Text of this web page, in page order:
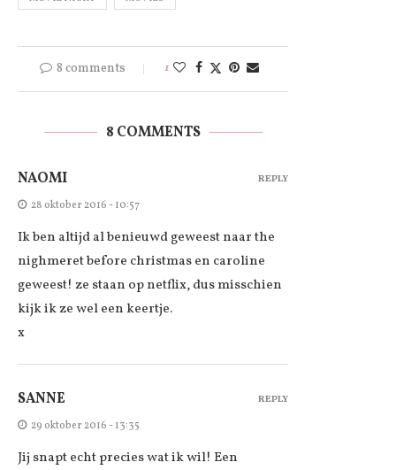
8 comments 1
8 COMMENTS
NAOMI
28 oktober 2016 - 10:57
Ik ben altijd al benieuwd geweest naar the
nighmeret before christmas en caroline
geweest! ze staan op netflix, dus misschien
kijk ik ze wel een keertje.
x
REPLY
SANNE
29 oktober 2016 - 13:35
Jij snapt echt precies wat ik wil! Een
REPLY